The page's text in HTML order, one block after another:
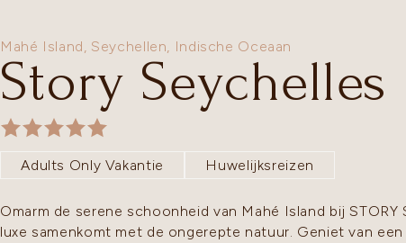
Mahé Island, Seychellen, Indische Oceaan
Story Seychelles
Adults Only Vakantie Huwelijksreizen
Omarm de serene schoonheid van Mahé Island bij STORY
luxe samenkomt met de ongerepte natuur. Geniet van